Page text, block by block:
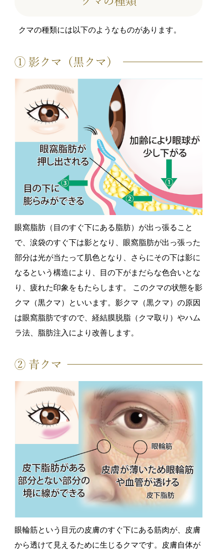
クマの種類には以下のようなものがあります。
① 影クマ（黒クマ）
眼窩脂肪（目のすぐ下にある脂肪）が出っ張ること
で、涙袋のすぐ下は影となり、眼窩脂肪が出っ張った
部分は光が当たって肌色となり、さらにその下は影に
なるという構造により、目の下がまだらな色合いとな
り、疲れた印象をもたらします。 このクマの状態を影
クマ（黒クマ）といいます。影クマ（黒クマ）の原因
は眼窩脂肪ですので、経結膜脱脂（クマ取り）やハム
ラ法、脂肪注入により改善します。
② 青クマ
眼輪筋という目元の皮膚のすぐ下にある筋肉が、皮膚
から透けて見えるために生じるクマです。皮膚自体が